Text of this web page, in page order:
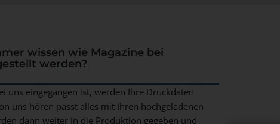
wissen wie Magazine bei
werden?
uns eingegangen ist, werden Ihre Druckdaten
uns hören passt alles mit Ihren hochgeladenen
dann weiter in die Produktion gegeben und